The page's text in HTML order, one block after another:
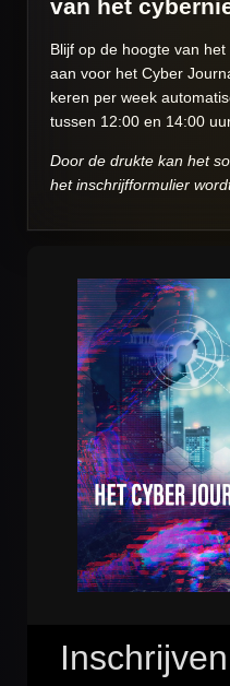
van het
Blijf op de hoogte van
aan voor het Cyber
keren per week
tussen 12:00 en 14:00
Door de drukte kan het
het inschrijfformulier
Inschrijven